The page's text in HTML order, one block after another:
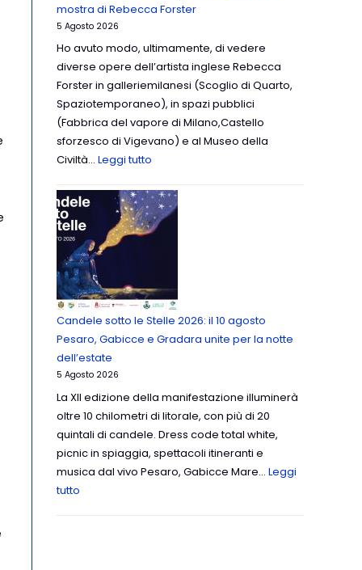
mostra di Rebecca Forster
5 Agosto 2026
Ho avuto modo, ultimamente, di vedere
diverse opere dell’artista inglese Rebecca
Forster in galleriemilanesi (Scoglio di Quarto,
Spaziotemporaneo), in spazi pubblici
(Fabbrica del vapore di Milano,Castello
sforzesco di Vigevano) e al Museo della
Civiltà… Leggi tutto
Candele sotto le Stelle 2026: il 10 agosto
Pesaro, Gabicce e Gradara unite per la notte
dell’estate
5 Agosto 2026
La XII edizione della manifestazione illuminerà
oltre 10 chilometri di litorale, con più di 20
quintali di candele. Dress code total white,
picnic in spiaggia, spettacoli itineranti e
musica dal vivo Pesaro, Gabicce Mare… Leggi
tutto